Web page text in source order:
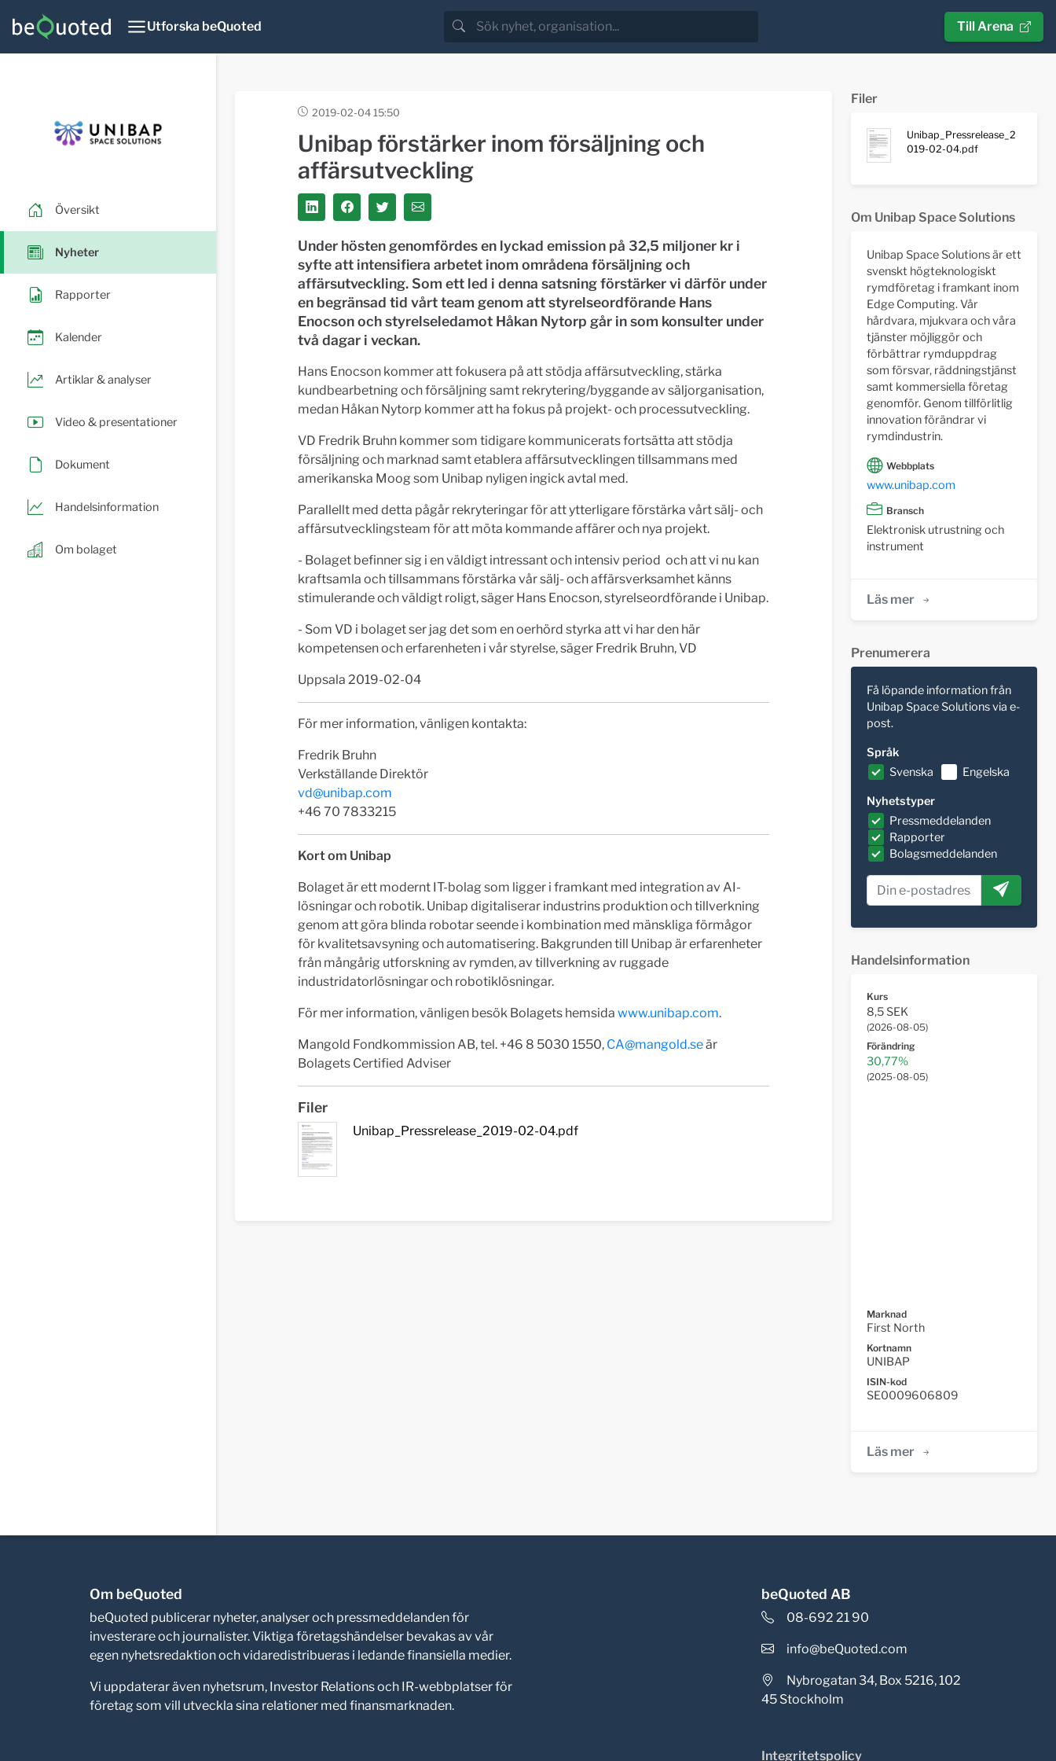
Utforska beQuoted Till Arena
Översikt
Nyheter
Rapporter
Kalender
Artiklar & analyser
Video & presentationer
Dokument
Handelsinformation
Om bolaget
2019-02-04 15:50
Unibap förstärker inom försäljning och
affärsutveckling
Under hösten genomfördes en lyckad emission på 32,5 miljoner kr i
syfte att intensifiera arbetet inom områdena försäljning och
affärsutveckling. Som ett led i denna satsning förstärker vi därför under
en begränsad tid vårt team genom att styrelseordförande Hans
Enocson och styrelseledamot Håkan Nytorp går in som konsulter under
två dagar i veckan.
Hans Enocson kommer att fokusera på att stödja affärsutveckling, stärka
kundbearbetning och försäljning samt rekrytering/byggande av säljorganisation,
medan Håkan Nytorp kommer att ha fokus på projekt- och processutveckling.
VD Fredrik Bruhn kommer som tidigare kommunicerats fortsätta att stödja
försäljning och marknad samt etablera affärsutvecklingen tillsammans med
amerikanska Moog som Unibap nyligen ingick avtal med.
Parallellt med detta pågår rekryteringar för att ytterligare förstärka vårt sälj- och
affärsutvecklingsteam för att möta kommande affärer och nya projekt.
- Bolaget befinner sig i en väldigt intressant och intensiv period och att vi nu kan
kraftsamla och tillsammans förstärka vår sälj- och affärsverksamhet känns
stimulerande och väldigt roligt, säger Hans Enocson, styrelseordförande i Unibap.
- Som VD i bolaget ser jag det som en oerhörd styrka att vi har den här
kompetensen och erfarenheten i vår styrelse, säger Fredrik Bruhn, VD
Uppsala 2019-02-04
För mer information, vänligen kontakta:
Fredrik Bruhn
Verkställande Direktör
vd@unibap.com
+46 70 7833215
Kort om Unibap
Bolaget är ett modernt IT-bolag som ligger i framkant med integration av AI-
lösningar och robotik. Unibap digitaliserar industrins produktion och tillverkning
genom att göra blinda robotar seende i kombination med mänskliga förmågor
för kvalitetsavsyning och automatisering. Bakgrunden till Unibap är erfarenheter
från mångårig utforskning av rymden, av tillverkning av ruggade
industridatorlösningar och robotiklösningar.
För mer information, vänligen besök Bolagets hemsida www.unibap.com.
Mangold Fondkommission AB, tel. +46 8 5030 1550, CA@mangold.seär
Bolagets Certified Adviser
Filer
Unibap_Pressrelease_2019-02-04.pdf
Filer
Unibap_Pressrelease_2
019-02-04.pdf
Om Unibap Space Solutions
Unibap Space Solutions är ett
svenskt högteknologiskt
rymdföretag i framkant inom
Edge Computing. Vår
hårdvara, mjukvara och våra
tjänster möjliggör och
förbättrar rymduppdrag
som försvar, räddningstjänst
samt kommersiella företag
genomför. Genom tillförlitlig
innovation förändrar vi
rymdindustrin.
Webbplats
www.unibap.com
Bransch
Elektronisk utrustning och
instrument
Läs mer
Prenumerera
Få löpande information från
Unibap Space Solutions via e-
post.
Språk
Svenska
Engelska
Nyhetstyper
Pressmeddelanden
Rapporter
Bolagsmeddelanden
Handelsinformation
Kurs
8,5 SEK
(2026-08-05)
Förändring
30,77%
(2025-08-05)
Marknad
First North
Kortnamn
UNIBAP
ISIN-kod
SE0009606809
Läs mer
Om beQuoted
beQuoted publicerar nyheter, analyser och pressmeddelanden för
investerare och journalister. Viktiga företagshändelser bevakas av vår
egen nyhetsredaktion och vidaredistribueras i ledande finansiella medier.
Vi uppdaterar även nyhetsrum, Investor Relations och IR-webbplatser för
företag som vill utveckla sina relationer med finansmarknaden.
beQuoted AB
08-692 21 90
info@beQuoted.com
Nybrogatan 34, Box 5216, 102
45 Stockholm
Integritetspolicy